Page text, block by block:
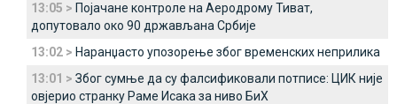
13:05 > Појачане контроле на Аеродрому Тиват,
допутовало око 90 држављана Србије
13:02 > Наранџасто упозорење због временских неприлика
13:01 > Због сумње да су фалсификовали потписе: ЦИК није
овјерио странку Раме Исака за ниво БиХ